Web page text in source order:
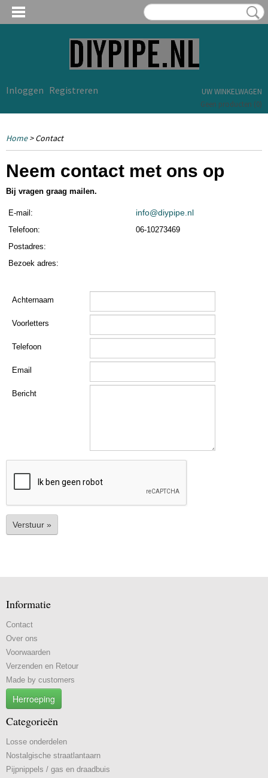
Inloggen Registreren
UW WINKELWAGEN
Geen producten (0)
Home> Contact
Neem contact met ons op
Bij vragen graag mailen.
E-mail: info@diypipe.nl
Telefoon:
06-10273469
Postadres:
Bezoek adres:
Achternaam
Voorletters
Telefoon
Email
Bericht
Verstuur »
Informatie
Contact
Over ons
Voorwaarden
Verzenden en Retour
Made by customers
Herroeping
Categorieën
Losse onderdelen
Nostalgische straatlantaarn
Pijpnippels / gas en draadbuis